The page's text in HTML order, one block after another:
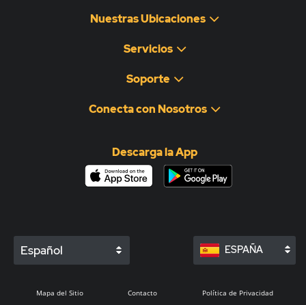
Nuestras Ubicaciones
Servicios
Soporte
Conecta con Nosotros
Descarga la App
Español ESPAÑA
Mapa del Sitio Contacto Política de Privacidad